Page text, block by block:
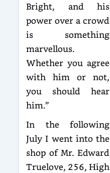
Bright, and his
power over a crowd
is something
marvellous.
Whether you agree
with him or not,
you should hear
him.”
In the following
July I went into the
shop of Mr. Edward
Truelove, 256, High